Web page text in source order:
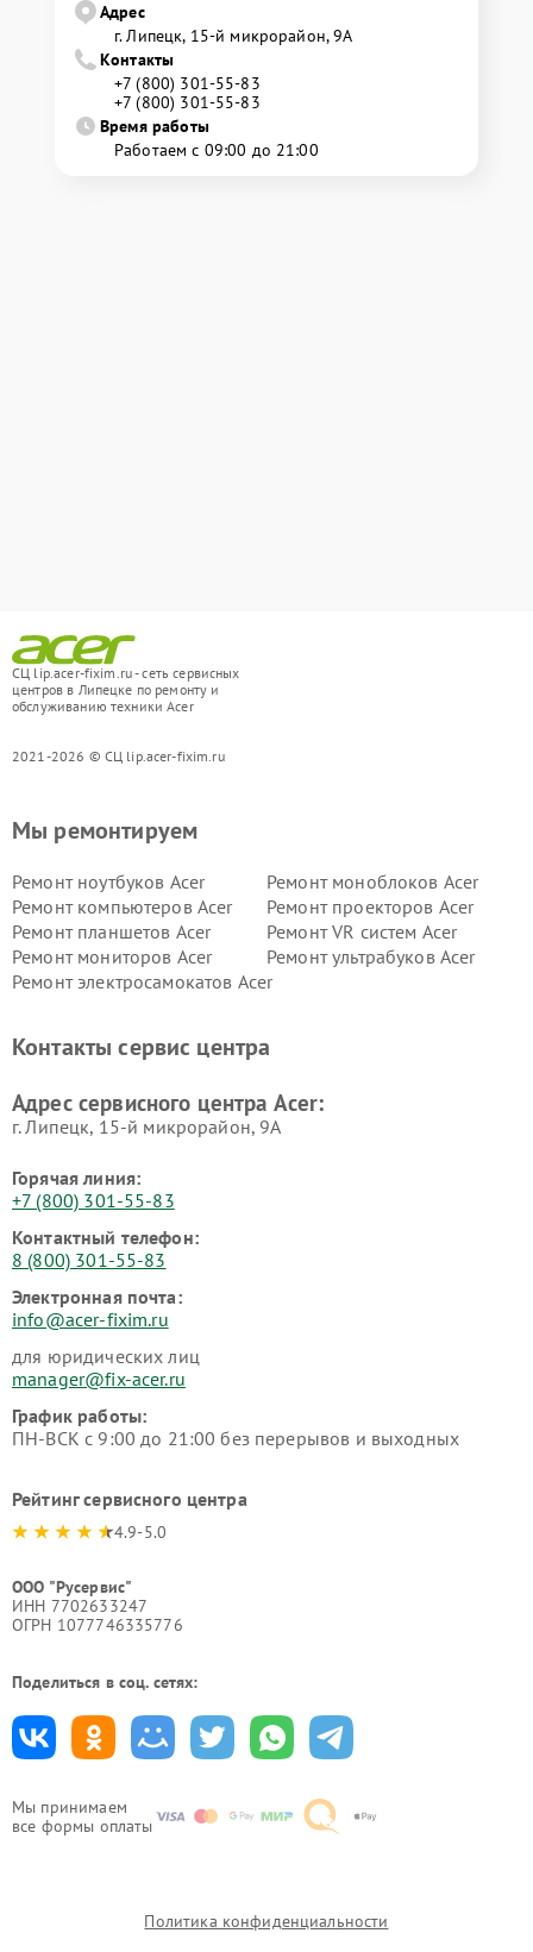
Адрес
г. Липецк, 15-й микрорайон, 9А
Контакты
+7 (800) 301-55-83
+7 (800) 301-55-83
Время работы
Работаем с 09:00 до 21:00
СЦ lip.acer-fixim.ru - сеть сервисных
центров в Липецке по ремонту и
обслуживанию техники Acer
2021-2026 © СЦ lip.acer-fixim.ru
Мы принимаем
все формы оплаты
Мы ремонтируем
Ремонт ноутбуков Acer
Ремонт моноблоков Acer
Ремонт компьютеров Acer
Ремонт проекторов Acer
Ремонт планшетов Acer
Ремонт VR систем Acer
Ремонт мониторов Acer
Ремонт ультрабуков Acer
Ремонт электросамокатов Acer
Контакты сервис центра
Адрес сервисного центра Acer:
г. Липецк, 15-й микрорайон, 9А
Горячая линия:
+7 (800) 301-55-83
Контактный телефон:
8 (800) 301-55-83
Электронная почта:
info@acer-fixim.ru
для юридических лиц
manager@fix-acer.ru
График работы:
ПН-ВСК с 9:00 до 21:00 без перерывов и выходных
Рейтинг сервисного центра
4.9-5.0
ООО "Русервис"
ИНН 7702633247
ОГРН 1077746335776
Поделиться в соц. сетях:
Политика конфиденциальности